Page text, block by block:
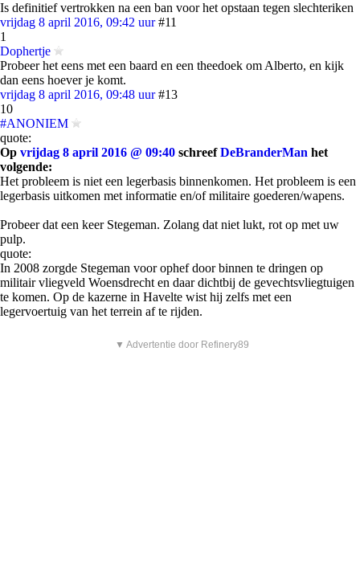
Is definitief vertrokken na een ban voor het opstaan tegen slechteriken
vrijdag 8 april 2016, 09:42 uur #11
1
Dophertje
Probeer het eens met een baard en een theedoek om Alberto, en kijk
dan eens hoever je komt.
vrijdag 8 april 2016, 09:48 uur #13
10
#ANONIEM
quote:
Op vrijdag 8 april 2016 @ 09:40 schreefDeBranderMan het
volgende:
Het probleem is niet een legerbasis binnenkomen. Het probleem is een
legerbasis uitkomen met informatie en/of militaire goederen/wapens.
Probeer dat een keer Stegeman. Zolang dat niet lukt, rot op met uw
pulp.
quote:
In 2008 zorgde Stegeman voor ophef door binnen te dringen op
militair vliegveld Woensdrecht en daar dichtbij de gevechtsvliegtuigen
te komen. Op de kazerne in Havelte wist hij zelfs met een
legervoertuig van het terrein af te rijden.
▼ Advertentie door Refinery89